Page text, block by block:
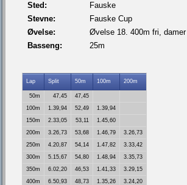
Sted:
Fauske
Stevne:
Fauske Cup
Øvelse:
Øvelse 18. 400m fri, damer
Basseng:
25m
Lap Split 50m 100m 200m
50m 47,45
47,45
100m
1.39,94 52,49
1.39,94
150m
2.33,05 53,11
1.45,60
200m
3.26,73 53,68 1.46,79
3.26,73
250m
4.20,87 54,14 1.47,82
3.33,42
300m
5.15,67 54,80 1.48,94
3.35,73
350m
6.02,20 46,53 1.41,33
3.29,15
400m
6.50,93 48,73 1.35,26 3.24,20